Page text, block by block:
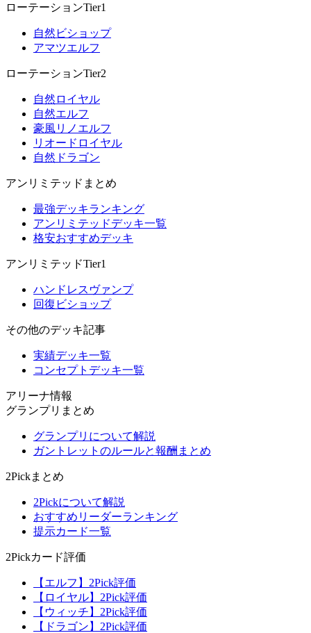
ローテーションTier1
自然ビショップ
アマツエルフ
ローテーションTier2
自然ロイヤル
自然エルフ
豪風リノエルフ
リオードロイヤル
自然ドラゴン
アンリミテッドまとめ
最強デッキランキング
アンリミテッドデッキ一覧
格安おすすめデッキ
アンリミテッドTier1
ハンドレスヴァンプ
回復ビショップ
その他のデッキ記事
実績デッキ一覧
コンセプトデッキ一覧
アリーナ情報
グランプリまとめ
グランプリについて解説
ガントレットのルールと報酬まとめ
2Pickまとめ
2Pickについて解説
おすすめリーダーランキング
提示カード一覧
2Pickカード評価
【エルフ】2Pick評価
【ロイヤル】2Pick評価
【ウィッチ】2Pick評価
【ドラゴン】2Pick評価